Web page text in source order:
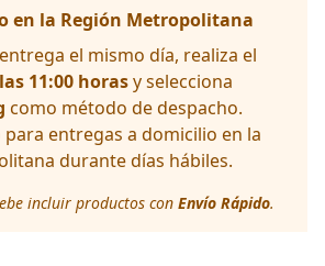
en la Región Metropolitana
el mismo día, realiza el
11:00 horasy selecciona
como método de despacho.
entregas a domicilio en la
durante días hábiles.
incluir productos con Envío Rápido.